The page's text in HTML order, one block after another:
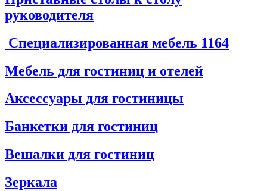
руководителя
Специализированная мебель 1164
Мебель для гостиниц и отелей
Аксессуары для гостиницы
Банкетки для гостиниц
Вешалки для гостиниц
Зеркала